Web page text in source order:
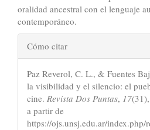
oralidad ancestral con el lenguaje
contemporáneo.
Detalles
del
artículo
Cómo citar
Paz Reverol, C. L., & Fuentes
la visibilidad y el silencio: el
cine. Revista Dos Puntas, 17
a partir de
https://ojs.unsj.edu.ar/